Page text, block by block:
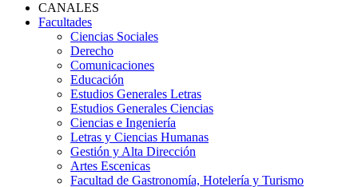
CANALES
Facultades
Ciencias Sociales
Derecho
Comunicaciones
Educación
Estudios Generales Letras
Estudios Generales Ciencias
Ciencias e Ingeniería
Letras y Ciencias Humanas
Gestión y Alta Dirección
Artes Escenicas
Facultad de Gastronomía, Hotelería y Turismo